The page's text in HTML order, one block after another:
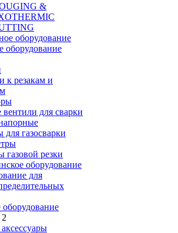
&
оборудование
к резакам и
вентили для сварки
для газосварки
резки
оборудование
для
оборудование